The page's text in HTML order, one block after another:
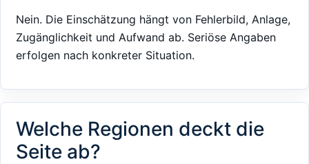
Nein. Die Einschätzung hängt von Fehlerbild, Anlage,
Zugänglichkeit und Aufwand ab. Seriöse Angaben
erfolgen nach konkreter Situation.
Welche Regionen deckt die
Seite ab?